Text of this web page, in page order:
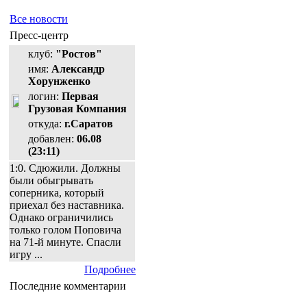
Все новости
Пресс-центр
клуб: "Ростов"
имя: Александр
Хорунженко
логин: Первая
Грузовая Компания
откуда: г.Саратов
добавлен: 06.08
(23:11)
1:0. Сдюжили. Должны
были обыгрывать
соперника, который
приехал без наставника.
Однако ограничились
только голом Поповича
на 71-й минуте. Спасли
игру ...
Подробнее
Последние комментарии